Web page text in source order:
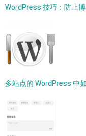
WordPress 技巧：防止
多站点的 WordPress 中